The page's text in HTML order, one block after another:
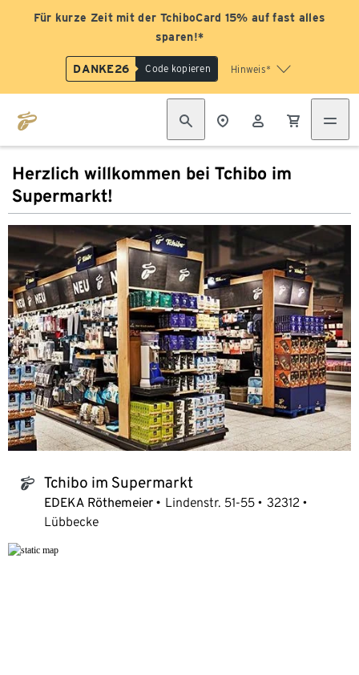
Für kurze Zeit mit der TchiboCard 15% auf fast alles
sparen!*
DANKE26 Code kopieren Hinweis*
Herzlich willkommen bei Tchibo im
Supermarkt!
tchibo_logo Tchibo im Supermarkt
EDEKA Röthemeier Lindenstr. 51-55
32312
Lübbecke